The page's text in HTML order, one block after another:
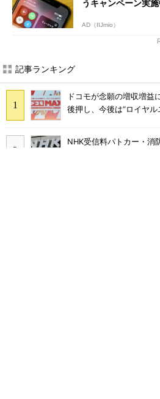
うキャンペーン実施
AD（IIJmio）
記事ランキング
ドコモが念願の増収増
後押し、今後は“ロイヤル
NHK受信料パトカー・消